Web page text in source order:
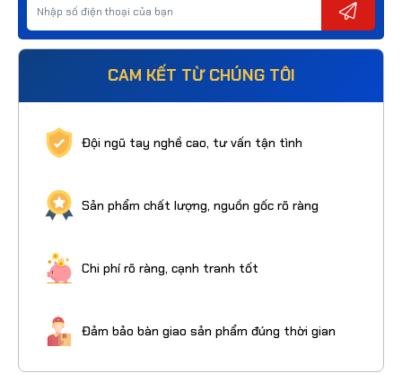
CAM KẾT TỪ CHÚNG TÔI
Đội ngũ tay nghề cao, tư vấn tận tình
Sản phẩm chất lượng, nguồn gốc rõ ràng
Chi phí rõ ràng, cạnh tranh tốt
Đảm bảo bàn giao sản phẩm đúng thời gian